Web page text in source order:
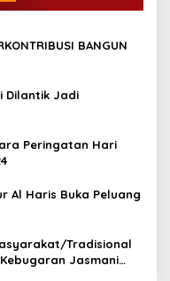
BANGUN
Dilantik Jadi
Peringatan Hari
Al Haris Buka Peluang
Tradisional
Jasmani